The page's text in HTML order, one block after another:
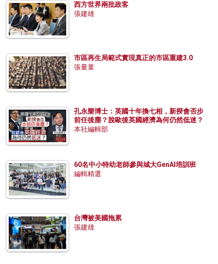
西方世界兩批政客
張建雄
市區再生局範式實現真正的市區重建3.0
張量童
孔永樂博士：英國十年換七相，新揆會否步
前任後塵？脫歐後英國經濟為何仍然低迷？
本社編輯部
60名中小特幼老師參與城大GenAI培訓班
編輯精選
台灣被美國拖累
張建雄